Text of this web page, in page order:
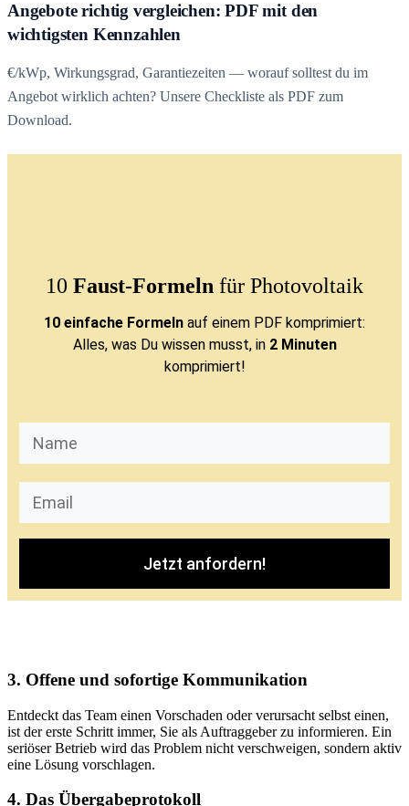
Angebote richtig vergleichen: PDF mit den
wichtigsten Kennzahlen
€/kWp, Wirkungsgrad, Garantiezeiten — worauf solltest du im
Angebot wirklich achten? Unsere Checkliste als PDF zum
Download.
10 Faust-Formeln für Photovoltaik
10 einfache Formeln auf einem PDF komprimiert:
Alles, was Du wissen musst, in 2 Minuten
komprimiert!
Jetzt anfordern!
3. Offene und sofortige Kommunikation
Entdeckt das Team einen Vorschaden oder verursacht selbst einen,
ist der erste Schritt immer, Sie als Auftraggeber zu informieren. Ein
seriöser Betrieb wird das Problem nicht verschweigen, sondern aktiv
eine Lösung vorschlagen.
4. Das Übergabeprotokoll